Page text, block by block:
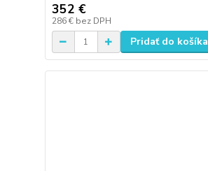
352 €
286 € bez DPH
Pridať do košíka